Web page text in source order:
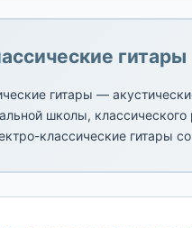
гитары
гитары —
школы,
классические гитары